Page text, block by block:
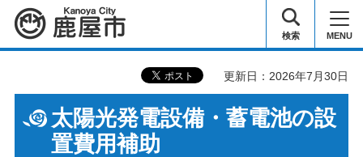
鹿屋市 検索 MENU
更新日：2026年7月30日
太陽光発電設備・蓄電池の設
置費用補助